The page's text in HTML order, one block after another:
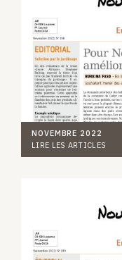
NOVEMBRE 2022
LIRE LES ARTICLES